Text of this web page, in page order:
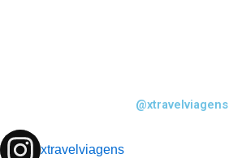
@xtravelviagens
xtravelviagens